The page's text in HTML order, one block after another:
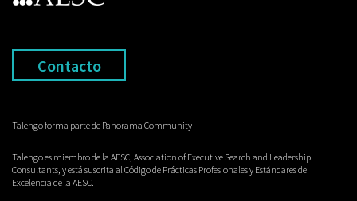
Contacto
Talengo forma parte de Panorama Community
Talengo es miembro de la AESC, Association of Executive Search and Leadership
Consultants, y está suscrita al Código de Prácticas Profesionales y Estándares de
Excelencia de la AESC.